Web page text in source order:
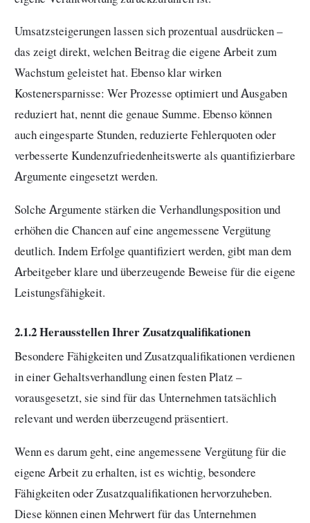
Umsatzsteigerungen lassen sich prozentual ausdrücken –
das zeigt direkt, welchen Beitrag die eigene Arbeit zum
Wachstum geleistet hat. Ebenso klar wirken
Kostenersparnisse: Wer Prozesse optimiert und Ausgaben
reduziert hat, nennt die genaue Summe. Ebenso können
auch eingesparte Stunden, reduzierte Fehlerquoten oder
verbesserte Kundenzufriedenheitswerte als quantifizierbare
Argumente eingesetzt werden.
Solche Argumente stärken die Verhandlungsposition und
erhöhen die Chancen auf eine angemessene Vergütung
deutlich. Indem Erfolge quantifiziert werden, gibt man dem
Arbeitgeber klare und überzeugende Beweise für die eigene
Leistungsfähigkeit.
2.1.2 Herausstellen Ihrer Zusatzqualifikationen
Besondere Fähigkeiten und Zusatzqualifikationen verdienen
in einer Gehaltsverhandlung einen festen Platz –
vorausgesetzt, sie sind für das Unternehmen tatsächlich
relevant und werden überzeugend präsentiert.
Wenn es darum geht, eine angemessene Vergütung für die
eigene Arbeit zu erhalten, ist es wichtig, besondere
Fähigkeiten oder Zusatzqualifikationen hervorzuheben.
Diese können einen Mehrwert für das Unternehmen